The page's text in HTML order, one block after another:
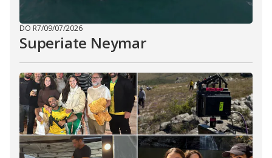
DO R7/09/07/2026
Superiate Neymar